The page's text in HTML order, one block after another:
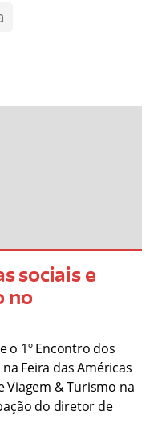
sociais e
no
o 1º Encontro dos
Feira das Américas
Viagem & Turismo na
do diretor de